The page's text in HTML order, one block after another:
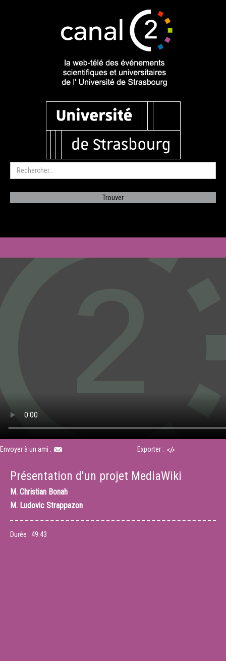
Envoyer à un ami : Exporter :
Présentation d'un projet MediaWiki
M. Christian Bonah
M. Ludovic Strappazon
Durée : 49:43